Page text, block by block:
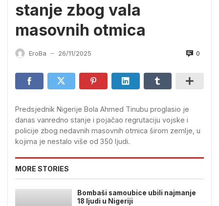
stanje zbog vala
masovnih otmica
EroBa — 26/11/2025 0
Predsjednik Nigerije Bola Ahmed Tinubu proglasio je
danas vanredno stanje i pojačao regrutaciju vojske i
policije zbog nedavnih masovnih otmica širom zemlje, u
kojima je nestalo više od 350 ljudi.
MORE STORIES
Bombaši samoubice ubili najmanje
18 ljudi u Nigeriji